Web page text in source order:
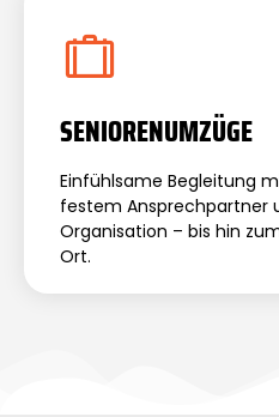
SENIORENUMZÜGE
Einfühlsame Begleitung
festem Ansprechpartner
Organisation – bis hin
Ort.